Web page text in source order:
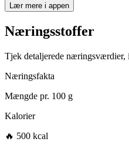
Lær mere i appen
Næringsstoffer
Tjek detaljerede næringsværdier,
Næringsfakta
Mængde pr. 100 g
Kalorier
🔥 500 kcal